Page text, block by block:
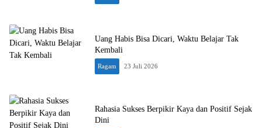
Uang Habis Bisa Dicari, Waktu Belajar Tak
Kembali
Ragam 23 Juli 2026
Rahasia Sukses Berpikir Kaya dan Positif Sejak
Dini